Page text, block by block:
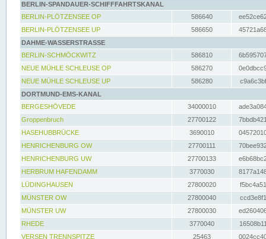
BERLIN-SPANDAUER-SCHIFFFAHRTSKANAL
BERLIN-PLÖTZENSEE OP
586640
BERLIN-PLÖTZENSEE UP
586650
DAHME-WASSERSTRASSE
BERLIN-SCHMÖCKWITZ
586810
NEUE MÜHLE SCHLEUSE OP
586270
NEUE MÜHLE SCHLEUSE UP
586280
DORTMUND-EMS-KANAL
BERGESHÖVEDE
34000010
Groppenbruch
27700122
HASEHUBBRÜCKE
3690010
HENRICHENBURG OW
27700111
HENRICHENBURG UW
27700133
HERBRUM HAFENDAMM
3770030
LÜDINGHAUSEN
27800020
MÜNSTER OW
27800040
MÜNSTER UW
27800030
RHEDE
3770040
VERSEN TRENNSPITZE
25463